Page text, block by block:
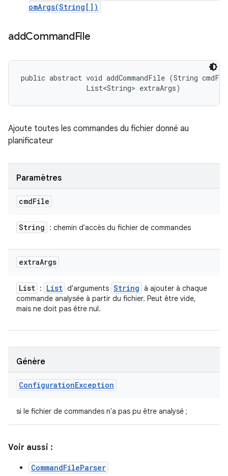
omArgs(String[])
addCommandFile
public abstract void addCommandFile (String
                List<String> extraArgs)
Ajoute toutes les commandes du fichier donné au
planificateur
Paramètres
cmdFile
String : chemin d'accès du fichier de commandes
extraArgs
List : List d'arguments String à ajouter à chaque
commande analysée à partir du fichier. Peut être vide,
mais ne doit pas être nul.
Génère
ConfigurationException
si le fichier de commandes n'a pas pu être analysé ;
Voir aussi :
CommandFileParser